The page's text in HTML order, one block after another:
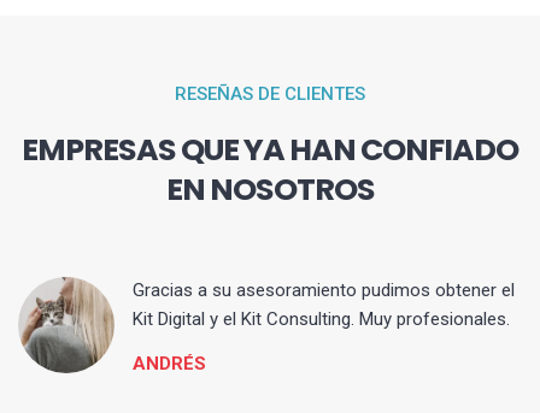
RESEÑAS DE CLIENTES
EMPRESAS QUE YA HAN CONFIADO
EN NOSOTROS
Gracias a su asesoramiento pudimos obtener el
Kit Digital y el Kit Consulting. Muy profesionales.
ANDRÉS